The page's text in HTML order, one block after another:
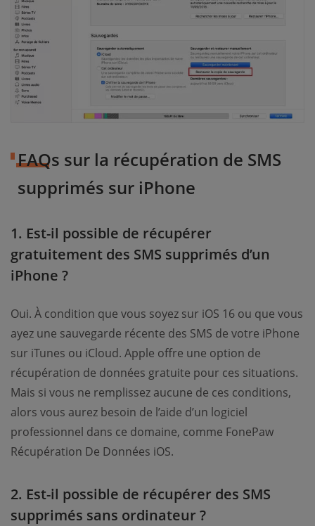
FAQs sur la récupération de SMS
supprimés sur iPhone
1. Est-il possible de récupérer
gratuitement des SMS supprimés d’un
iPhone ?
Oui. À condition que vous soyez sur iOS 16 ou que vous
ayez une sauvegarde récente des SMS de votre iPhone
sur iTunes ou iCloud. Apple offre une option de
récupération de données gratuite pour ces situations.
Mais si vous ne remplissez aucune de ces conditions,
alors vous aurez besoin de l’aide d’un logiciel
professionnel dans ce domaine, comme FonePaw
Récupération De Données iOS.
2. Est-il possible de récupérer des SMS
supprimés sans ordinateur ?